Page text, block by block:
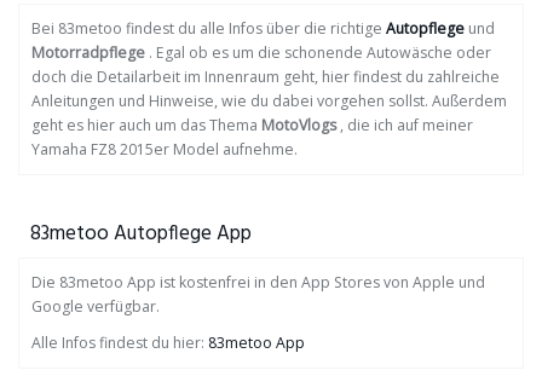
Bei 83metoo findest du alle Infos über die richtige Autopflege und
Motorradpflege . Egal ob es um die schonende Autowäsche oder
doch die Detailarbeit im Innenraum geht, hier findest du zahlreiche
Anleitungen und Hinweise, wie du dabei vorgehen sollst. Außerdem
geht es hier auch um das Thema MotoVlogs, die ich auf meiner
Yamaha FZ8 2015er Model aufnehme.
83metoo Autopflege App
Die 83metoo App ist kostenfrei in den App Stores von Apple und
Google verfügbar.
Alle Infos findest du hier: 83metoo App